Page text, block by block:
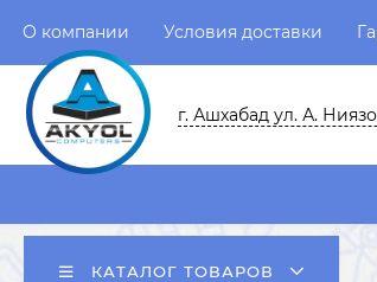
О компании Условия доставки
г. Ашхабад ул. А.
КАТАЛОГ ТОВАРОВ